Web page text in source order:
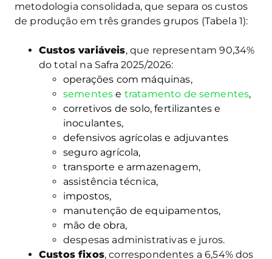
metodologia consolidada, que separa os custos
de produção em três grandes grupos (Tabela 1):
Custos variáveis, que representam 90,34%
do total na Safra 2025/2026:
operações com máquinas,
sementes e tratamento de sementes,
corretivos de solo, fertilizantes e
inoculantes,
defensivos agrícolas e adjuvantes
seguro agrícola,
transporte e armazenagem,
assistência técnica,
impostos,
manutenção de equipamentos,
mão de obra,
despesas administrativas e juros.
Custos fixos, correspondentes a 6,54% dos